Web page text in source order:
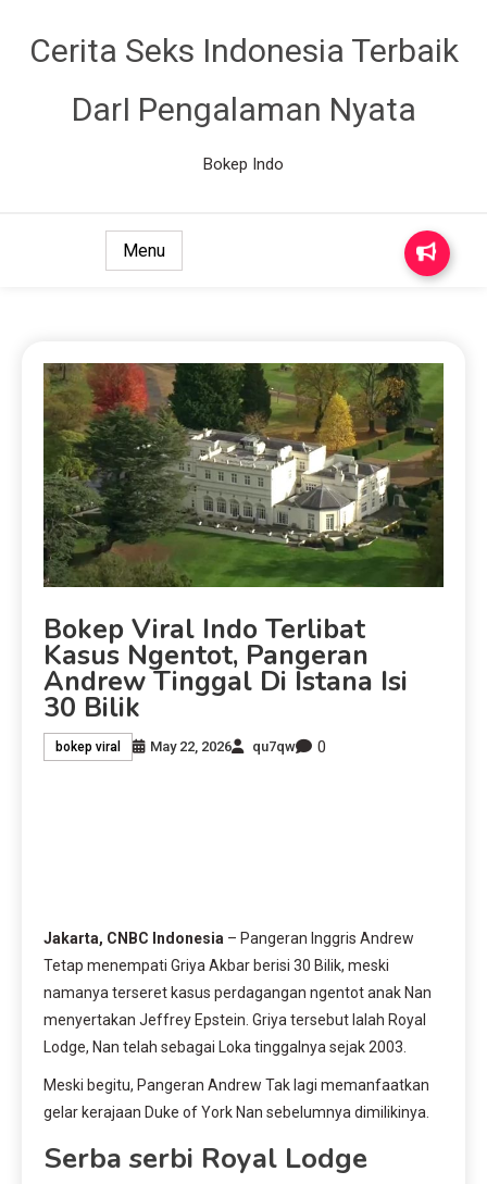
Cerita Seks Indonesia Terbaik
DarI Pengalaman Nyata
Bokep Indo
Menu
Bokep Viral Indo Terlibat
Kasus Ngentot, Pangeran
Andrew Tinggal Di Istana Isi
30 Bilik
bokep viral May 22, 2026 qu7qw 0
Jakarta, CNBC Indonesia – Pangeran Inggris Andrew
Tetap menempati Griya Akbar berisi 30 Bilik, meski
namanya terseret kasus perdagangan ngentot anak Nan
menyertakan Jeffrey Epstein. Griya tersebut Ialah Royal
Lodge, Nan telah sebagai Loka tinggalnya sejak 2003.
Meski begitu, Pangeran Andrew Tak lagi memanfaatkan
gelar kerajaan Duke of York Nan sebelumnya dimilikinya.
Serba serbi Royal Lodge